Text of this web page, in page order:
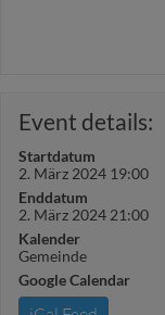
Event details:
Startdatum
2. März 2024 19:00
Enddatum
2. März 2024 21:00
Kalender
Gemeinde
Google Calendar